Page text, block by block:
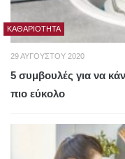
ΚΑΘΑΡΙΌΤΗΤΑ
29 ΑΥΓΟΎΣΤΟΥ 2020
5 συμβουλές για να
πιο εύκολο